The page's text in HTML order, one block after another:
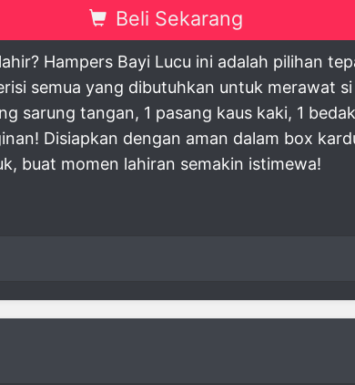
Beli Sekarang
Hampers Bayi Lucu ini adalah pilihan
semua yang dibutuhkan untuk merawat
sarung tangan, 1 pasang kaus kaki, 1
Disiapkan dengan aman dalam box
buat momen lahiran semakin istimewa!